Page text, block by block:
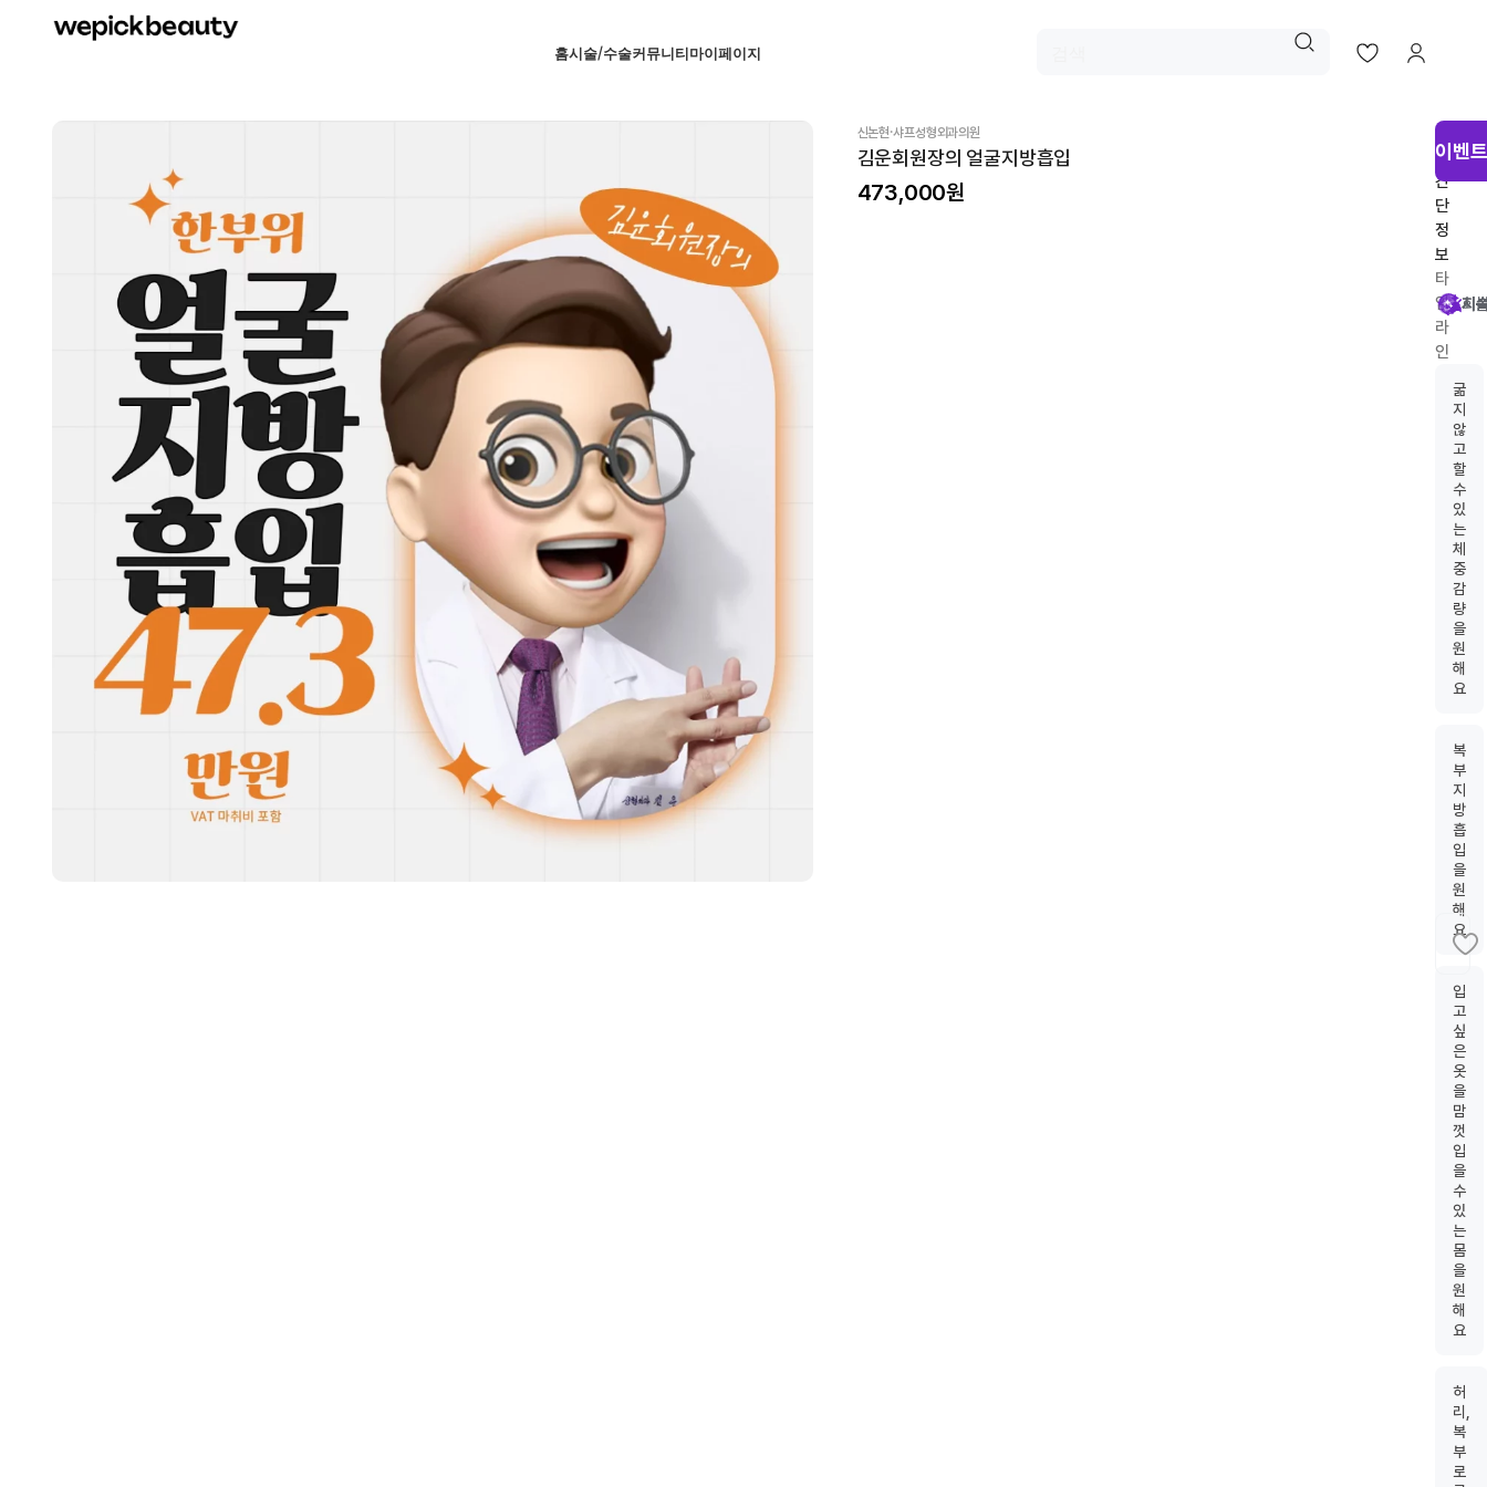
홈시술/수술커뮤니티마이페이지
신논현·샤프성형외과의원
김운회원장의 얼굴지방흡입
473,000원
시
술
간
단
정
보
타
임
라
인
시
회
시
지
굶
지
않
고
할
수
있
는
체
중
감
량
을
원
해
요
복
부
지
방
흡
입
을
원
해
요
입
고
싶
은
옷
을
맘
껏
입
을
수
있
는
몸
을
원
해
요
허
리,
복
부
로
이벤